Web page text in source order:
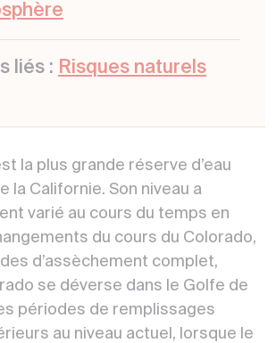
liés : Risques naturels
la plus grande réserve d’eau
la Californie. Son niveau a
varié au cours du temps en
du cours du Colorado,
d’assèchement complet,
se déverse dans le Golfe de
périodes de remplissages
au niveau actuel, lorsque le